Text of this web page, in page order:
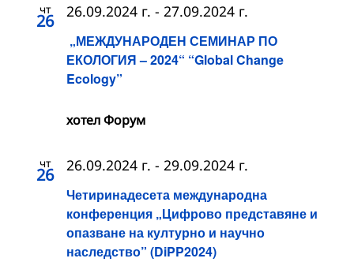
чт
26
„МЕЖДУНАРОДЕН СЕМИНАР ПО
ЕКОЛОГИЯ – 2024“ “Global Change
Ecology”
26.09.2024 г. - 27.09.2024 г.
хотел Форум
чт
26
Четиринадесета международна
конференция „Цифрово представяне и
опазване на културно и научно
наследство” (DiPP2024)
26.09.2024 г. - 29.09.2024 г.